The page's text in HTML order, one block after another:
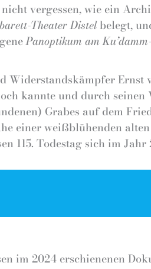
vergessen, wie ein
Theater Distel belegt,
Panoptikum am
Ernst
kannte und durch
Grabes auf dem
einer weißblühenden
115. Todestag sich im Jahr
im 2024 erschienenen